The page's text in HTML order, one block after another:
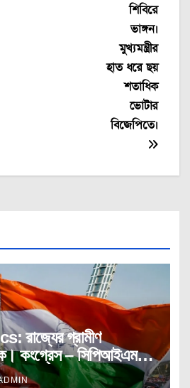
শিবিরে
ভাঙ্গন।
মুখ্যমন্ত্রীর
হাত ধরে ছয়
শতাধিক
ভোটার
বিজেপিতে।
গ্রামীণ
কংগ্রেস – সিপিআইএম
পঞ্চায়েত।